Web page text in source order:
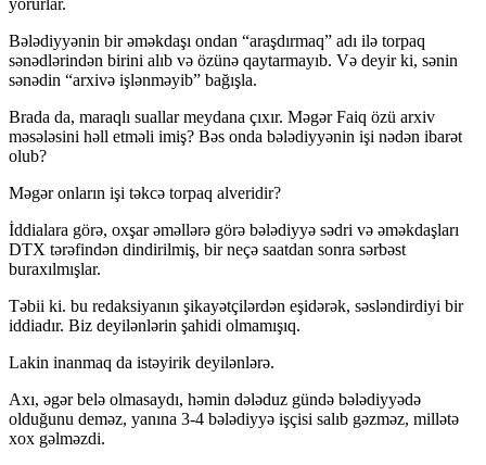
yorurlar.
Bələdiyyənin bir əməkdaşı ondan “araşdırmaq” adı ilə torpaq
sənədlərindən birini alıb və özünə qaytarmayıb. Və deyir ki, sənin
sənədin “arxivə işlənməyib” bağışla.
Brada da, maraqlı suallar meydana çıxır. Məgər Faiq özü arxiv
məsələsini həll etməli imiş? Bəs onda bələdiyyənin işi nədən ibarət
olub?
Məgər onların işi təkcə torpaq alveridir?
İddialara görə, oxşar əməllərə görə bələdiyyə sədri və əməkdaşları
DTX tərəfindən dindirilmiş, bir neçə saatdan sonra sərbəst
buraxılmışlar.
Təbii ki. bu redaksiyanın şikayətçilərdən eşidərək, səsləndirdiyi bir
iddiadır. Biz deyilənlərin şahidi olmamışıq.
Lakin inanmaq da istəyirik deyilənlərə.
Axı, əgər belə olmasaydı, həmin dələduz gündə bələdiyyədə
olduğunu deməz, yanına 3-4 bələdiyyə işçisi salıb gəzməz, millətə
xox gəlməzdi.